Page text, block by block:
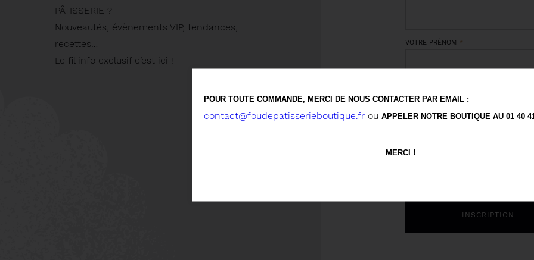
POUR TOUTE COMMANDE, MERCI DE NOUS CONTACTER PAR EMAIL :
contact@foudepatisserieboutique.fr ou APPELER NOTRE BOUTIQUE AU 01 40
MERCI !
PÂTISSERIE ?
Nouveautés, évènements VIP, tendances,
recettes…
Le fil info exclusif c’est ici !
VOTRE PRÉNOM
VOTRE ADRESSE DE COURRIEL